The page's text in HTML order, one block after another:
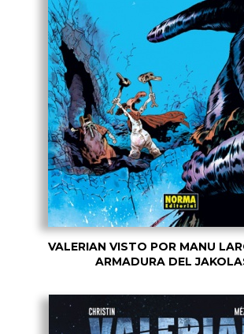
VALERIAN VISTO POR MANU
ARMADURA DEL